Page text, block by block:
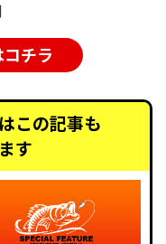
チラ
この記事も
す